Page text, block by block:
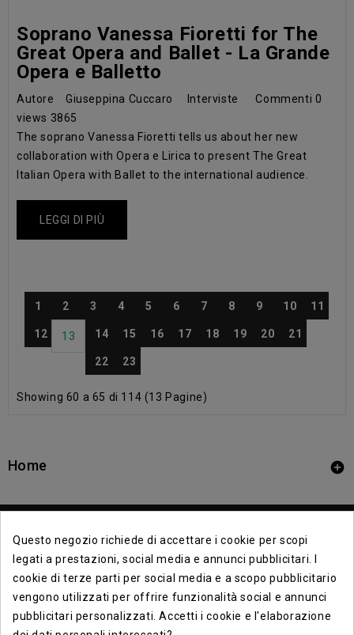
Soprano Vanessa Fioretti for The
Great Opera and Ballet - La Grande
Opera e Balletto
Autore Giuseppina Cuccaro Interviste Commenti 0
views 3865
The soprano Vanessa Fioretti tells us about her new
collaboration with Opera e Lirica to present The Great
Italian Opera with Ballet to the international audience.
LEGGI DI PIÙ
1 2 3 4 5 6 7 8 9 10 11
12 13 14 15 16 17 18 19 20 21
22 23
Showing 60 a 65 di 114 (13 Pagine)
Home 
Contact Info 
Questo negozio richiede di accettare i cookie per scopi
legati a prestazioni, social media e annunci pubblicitari. I
cookie di terze parti per social media e a scopo pubblicitario
vengono utilizzati per offrire funzionalità social e annunci
pubblicitari personalizzati. Accetti i cookie e l'elaborazione